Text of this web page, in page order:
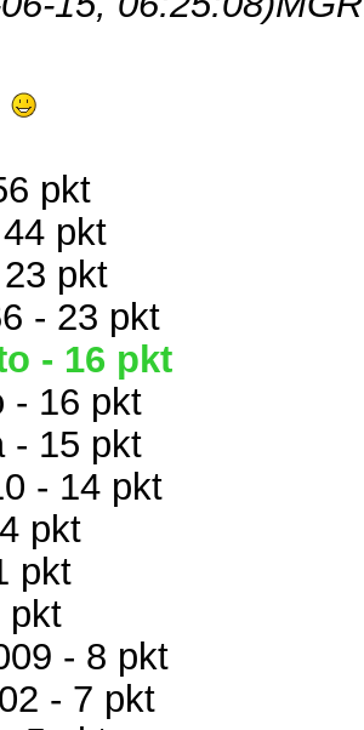
pkt
pkt
pkt
- 23 pkt
- 16 pkt
- 16 pkt
- 15 pkt
- 14 pkt
pkt
pkt
pkt
- 8 pkt
- 7 pkt